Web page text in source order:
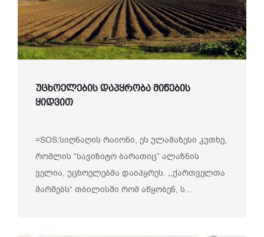
უცხოელების დაპყრობა მიწების
ყიდვით
=SOS:სიღნაღის რაიონი, ეს ულამაზესი კუთხე,
რომლის “სავიზიტო ბარათიც” ალაზნის
ველია, უცხოელებმა დაიპყრეს. ,,ქართველთა
მარშებს“ თბილისში რომ აწყობენ, ს...